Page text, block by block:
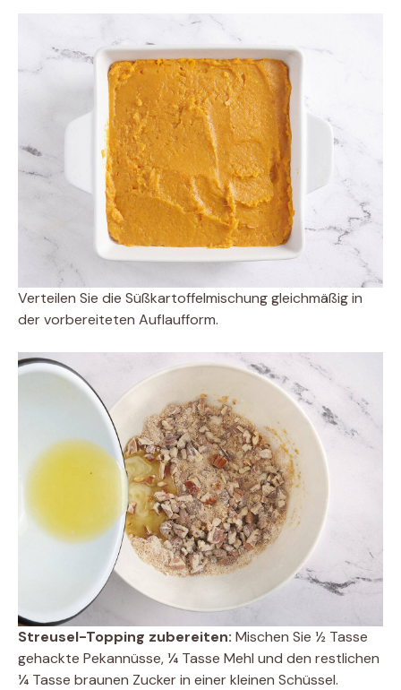
Verteilen Sie die Süßkartoffelmischung gleichmäßig in
der vorbereiteten Auflaufform.
Streusel-Topping zubereiten: Mischen Sie ½ Tasse
gehackte Pekannüsse, ¼ Tasse Mehl und den restlichen
¼ Tasse braunen Zucker in einer kleinen Schüssel.